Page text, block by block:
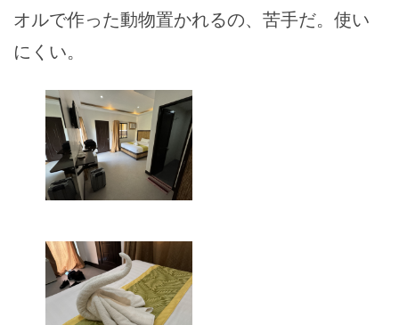
オルで作った動物置かれるの、苦手だ。使い
にくい。